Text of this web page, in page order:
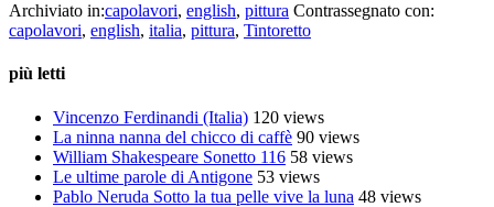
Archiviato in:capolavori, english, pittura Contrassegnato con:
capolavori, english, italia, pittura, Tintoretto
più letti
Vincenzo Ferdinandi (Italia) 120 views
La ninna nanna del chicco di caffè 90 views
William Shakespeare Sonetto 116 58 views
Le ultime parole di Antigone 53 views
Pablo Neruda Sotto la tua pelle vive la luna 48 views